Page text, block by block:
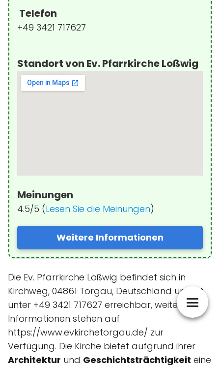
Telefon
+49 3421 717627
Standort von Ev. Pfarrkirche Loßwig
Meinungen
4.5/5 (Lesen Sie die Meinungen)
Weitere Informationen
Die Ev. Pfarrkirche Loßwig befindet sich in
Kirchweg, 04861 Torgau, Deutschland und ist
unter +49 3421 717627 erreichbar, weitere
Informationen stehen auf
https://www.evkirchetorgau.de/ zur
Verfügung. Die Kirche bietet aufgrund ihrer
Architektur und Geschichtsträchtigkeit eine